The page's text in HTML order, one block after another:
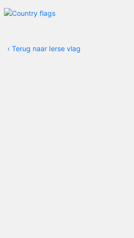
‹ Terug naar Ierse vlag